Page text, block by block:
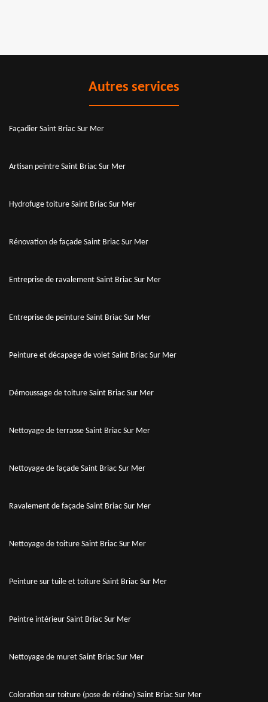
Autres services
Façadier Saint Briac Sur Mer
Artisan peintre Saint Briac Sur Mer
Hydrofuge toiture Saint Briac Sur Mer
Rénovation de façade Saint Briac Sur Mer
Entreprise de ravalement Saint Briac Sur Mer
Entreprise de peinture Saint Briac Sur Mer
Peinture et décapage de volet Saint Briac Sur Mer
Démoussage de toiture Saint Briac Sur Mer
Nettoyage de terrasse Saint Briac Sur Mer
Nettoyage de façade Saint Briac Sur Mer
Ravalement de façade Saint Briac Sur Mer
Nettoyage de toiture Saint Briac Sur Mer
Peinture sur tuile et toiture Saint Briac Sur Mer
Peintre intérieur Saint Briac Sur Mer
Nettoyage de muret Saint Briac Sur Mer
Coloration sur toiture (pose de résine) Saint Briac Sur Mer